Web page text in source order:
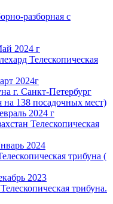
разборная с
2024 г
Телескопическая
2024г
г. Санкт-Петербург
на 138 посадочных мест)
2024 г
Телескопическая
2024
трибуна (
2023
Телескопическая трибуна.